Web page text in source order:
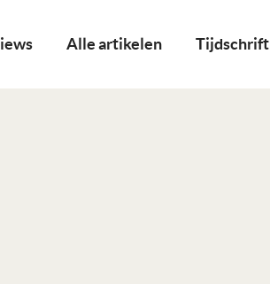
Alle artikelen Tijdschrift